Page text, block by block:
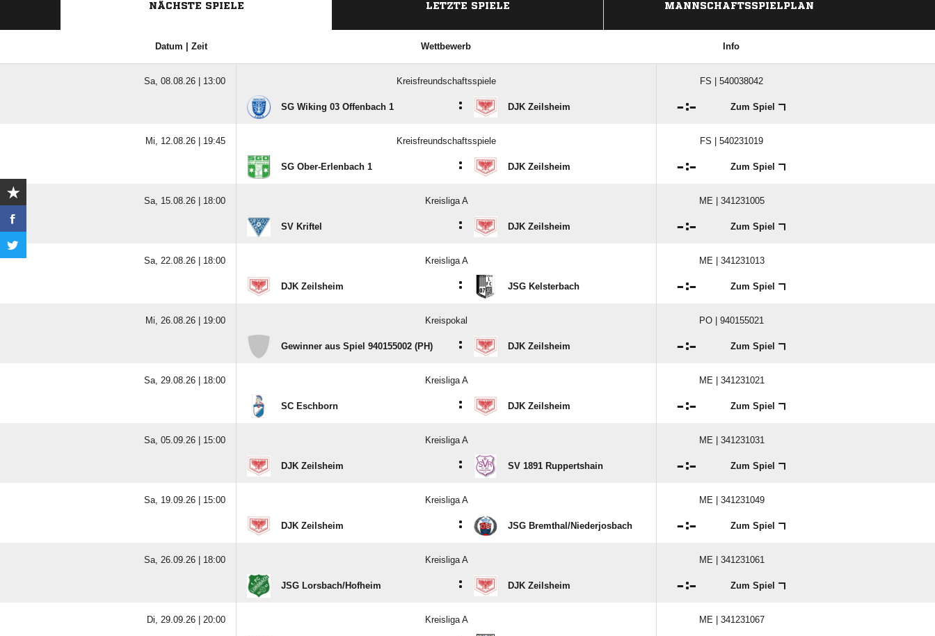
NÄCHSTE SPIELE LETZTE SPIELE MANNSCHAFTSSPIELPLAN
Datum | Zeit Wettbewerb Info
Sa, 08.08.26 | 13:00 Kreisfreundschaftsspiele FS | 540038042
SG Wiking 03 Offenbach 1 : DJK Zeilsheim : Zum Spiel
Mi, 12.08.26 | 19:45 Kreisfreundschaftsspiele FS | 540231019
SG Ober-Erlenbach 1 : DJK Zeilsheim : Zum Spiel
Sa, 15.08.26 | 18:00 Kreisliga A ME | 341231005
SV Kriftel : DJK Zeilsheim : Zum Spiel
Sa, 22.08.26 | 18:00 Kreisliga A ME | 341231013
DJK Zeilsheim : JSG Kelsterbach : Zum Spiel
Mi, 26.08.26 | 19:00 Kreispokal PO | 940155021
Gewinner aus Spiel 940155002 (PH) : DJK Zeilsheim : Zum Spiel
Sa, 29.08.26 | 18:00 Kreisliga A ME | 341231021
SC Eschborn : DJK Zeilsheim : Zum Spiel
Sa, 05.09.26 | 15:00 Kreisliga A ME | 341231031
DJK Zeilsheim : SV 1891 Ruppertshain : Zum Spiel
Sa, 19.09.26 | 15:00 Kreisliga A ME | 341231049
DJK Zeilsheim : JSG Bremthal/​Niederjosbach : Zum Spiel
Sa, 26.09.26 | 18:00 Kreisliga A ME | 341231061
JSG Lorsbach/​Hofheim : DJK Zeilsheim : Zum Spiel
Di, 29.09.26 | 20:00 Kreisliga A ME | 341231067